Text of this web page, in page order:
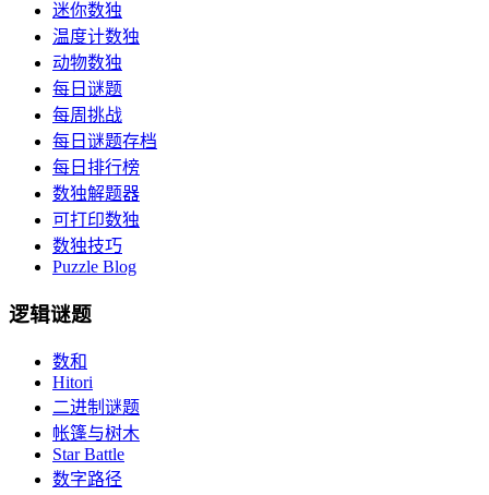
迷你数独
温度计数独
动物数独
每日谜题
每周挑战
每日谜题存档
每日排行榜
数独解题器
可打印数独
数独技巧
Puzzle Blog
逻辑谜题
数和
Hitori
二进制谜题
帐篷与树木
Star Battle
数字路径